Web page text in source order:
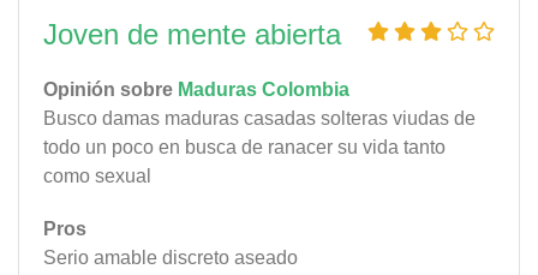
Joven de mente abierta
Opinión sobre Maduras Colombia
Busco damas maduras casadas solteras viudas de
todo un poco en busca de ranacer su vida tanto
como sexual
Pros
Serio amable discreto aseado